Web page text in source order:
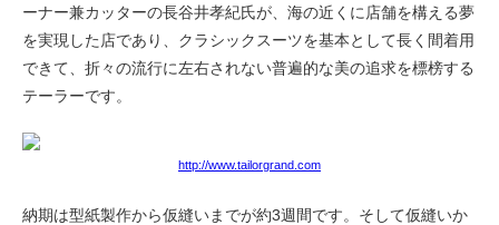
ーナー兼カッターの長谷井孝紀氏が、海の近くに店舗を構える夢
を実現した店であり、クラシックスーツを基本として長く間着用
できて、折々の流行に左右されない普遍的な美の追求を標榜する
テーラーです。
http://www.tailorgrand.com
納期は型紙製作から仮縫いまでが約3週間です。そして仮縫いか